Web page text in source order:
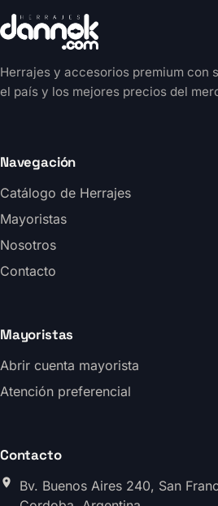
Herrajes y accesorios premium con
el país y los mejores precios del
Navegación
Catálogo de Herrajes
Mayoristas
Nosotros
Contacto
Mayoristas
Abrir cuenta mayorista
Atención preferencial
Contacto
Bv. Buenos Aires 240, San